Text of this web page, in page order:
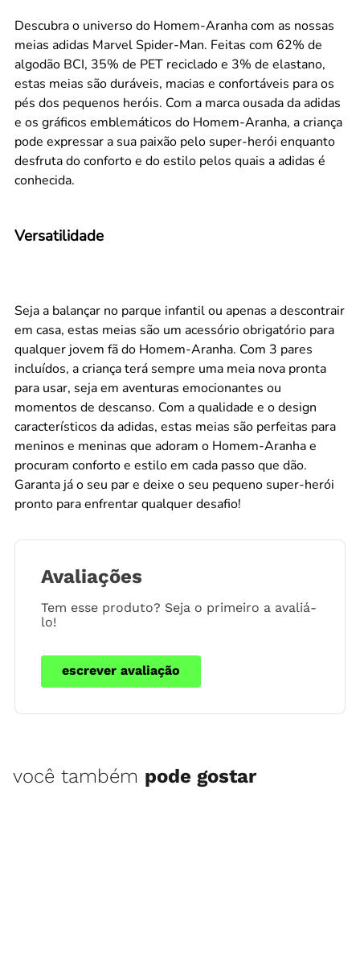
Descubra o universo do Homem-Aranha com as nossas
meias adidas Marvel Spider-Man. Feitas com 62% de
algodão BCI, 35% de PET reciclado e 3% de elastano,
estas meias são duráveis, macias e confortáveis para os
pés dos pequenos heróis. Com a marca ousada da adidas
e os gráficos emblemáticos do Homem-Aranha, a criança
pode expressar a sua paixão pelo super-herói enquanto
desfruta do conforto e do estilo pelos quais a adidas é
conhecida.
Versatilidade
Seja a balançar no parque infantil ou apenas a descontrair
em casa, estas meias são um acessório obrigatório para
qualquer jovem fã do Homem-Aranha. Com 3 pares
incluídos, a criança terá sempre uma meia nova pronta
para usar, seja em aventuras emocionantes ou
momentos de descanso. Com a qualidade e o design
característicos da adidas, estas meias são perfeitas para
meninos e meninas que adoram o Homem-Aranha e
procuram conforto e estilo em cada passo que dão.
Garanta já o seu par e deixe o seu pequeno super-herói
pronto para enfrentar qualquer desafio!
Avaliações
Tem esse produto? Seja o primeiro a avaliá-
lo!
escrever avaliação
você também pode gostar